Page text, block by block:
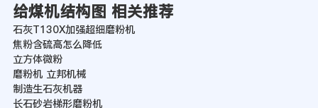
给煤机结构图 相关推荐
石灰T130X加强超细磨粉机
焦粉含硫高怎么降低
立方体微粉
磨粉机 立邦机械
制造生石灰机器
长石砂岩梯形磨粉机